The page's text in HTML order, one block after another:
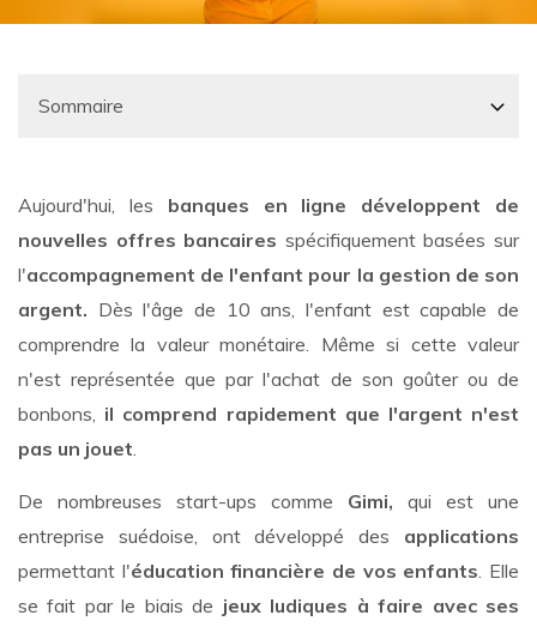
Aujourd'hui, les banques en ligne développent de
nouvelles offres bancaires spécifiquement basées sur
l'accompagnement de l'enfant pour la gestion de son
argent. Dès l'âge de 10 ans, l'enfant est capable de
comprendre la valeur monétaire. Même si cette valeur
n'est représentée que par l'achat de son goûter ou de
bonbons, il comprend rapidement que l'argent n'est
pas un jouet.
De nombreuses start-ups comme Gimi, qui est une
entreprise suédoise, ont développé des applications
permettant l'éducation financière de vos enfants. Elle
se fait par le biais de jeux ludiques à faire avec ses